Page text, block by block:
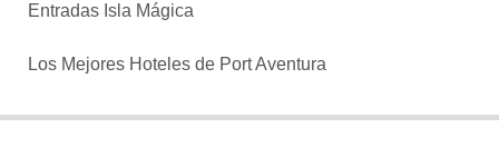
Entradas Isla Mágica
Los Mejores Hoteles de Port Aventura